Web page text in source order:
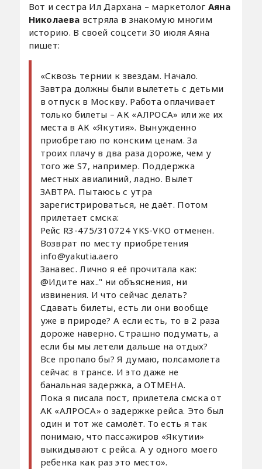
Вот и сестра Ил Дархана – маркетолог Аяна
Николаева встряла в знакомую многим
историю. В своей соцсети 30 июля Аяна
пишет:
«Сквозь тернии к звездам. Начало.
Завтра должны были вылететь с детьми
в отпуск в Москву. Работа оплачивает
только билеты – АК «АЛРОСА» или же их
места в АК «Якутия». Вынужденно
приобретаю по конским ценам. За
троих плачу в два раза дороже, чем у
того же S7, например. Поддержка
местных авиалиний, ладно. Вылет
ЗАВТРА. Пытаюсь с утра
зарегистрироваться, не даёт. Потом
прилетает смска:
Рейс R3-475/310724 YKS-VKO отменен.
Возврат по месту приобретения
info@yakutia.aero
Занавес. Лично я её прочитала как:
@Идите нах.." ни объяснения, ни
извинения. И что сейчас делать?
Сдавать билеты, есть ли они вообще
уже в природе? А если есть, то в 2 раза
дороже наверно. Страшно подумать, а
если бы мы летели дальше на отдых?
Все пропало бы? Я думаю, полсамолета
сейчас в трансе. И это даже не
банальная задержка, а ОТМЕНА.
Пока я писала пост, прилетела смска от
АК «АЛРОСА» о задержке рейса. Это был
один и тот же самолёт. То есть я так
понимаю, что пассажиров «Якутии»
выкидывают с рейса. А у одного моего
ребенка как раз это место».